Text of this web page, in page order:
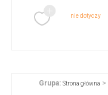
nie dotyczy
Grupa: Strona główna >